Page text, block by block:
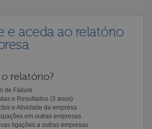
e aceda ao relatório
relatório?
de Failure
e Resultados (3 anos)
e Atividade da empresa
em outras empresas
ligações a outras empresas